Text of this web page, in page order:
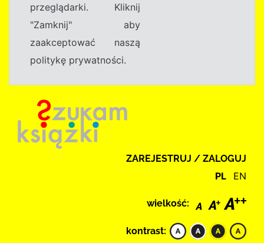
przeglądarki. Kliknij
"Zamknij" aby
zaakceptować naszą
politykę prywatności.
ZAREJESTRUJ / ZALOGUJ
PL EN
wielkość:
kontrast: